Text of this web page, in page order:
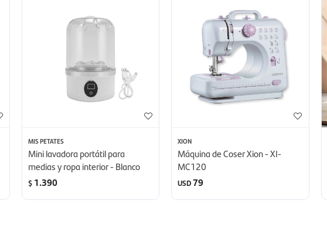
MIS PETATES
Mini lavadora portátil para
medias y ropa interior - Blanco
$ 1.390
XION
Máquina de Coser Xion - XI-
MC120
USD79